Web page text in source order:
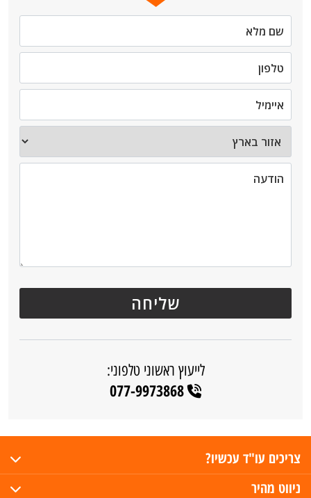
לייעוץ ראשוני טלפוני:
077-9973868
צריכים עו"ד עכשיו?
ניווט מהיר